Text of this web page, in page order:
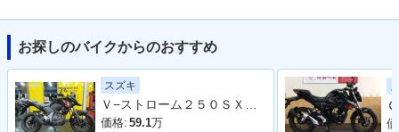
2020年 V-Strom 25
0 ABS・カラーチェ
ンジ
2019年 V-Strom 25
0 ABS・追加
お探しのバイクからのおすすめ
スズキ
Ｖ−ストローム２５０ＳＸ ローシートモデル
価格: 59.1万